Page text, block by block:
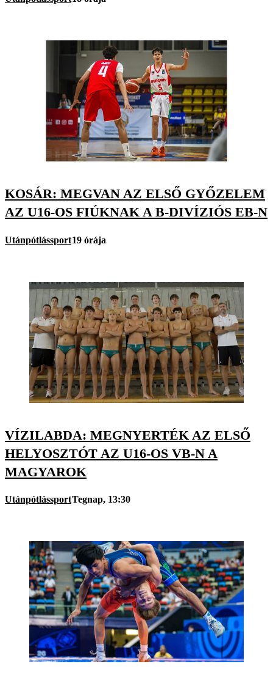
KOSÁR: MEGVAN AZ ELSŐ GYŐZELEM
AZ U16-OS FIÚKNAK A B-DIVÍZIÓS EB-N
Utánpótlássport19 órája
VÍZILABDA: MEGNYERTÉK AZ ELSŐ
HELYOSZTÓT AZ U16-OS VB-N A
MAGYAROK
UtánpótlássportTegnap, 13:30